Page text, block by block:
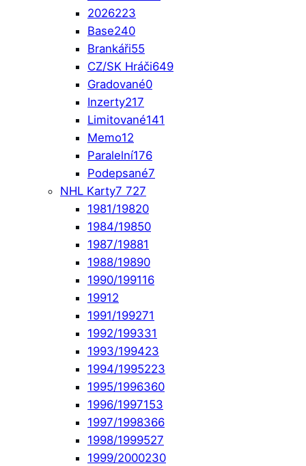
2026223
Base240
Brankáři55
CZ/SK Hráči649
Gradované0
Inzerty217
Limitované141
Memo12
Paralelní176
Podepsané7
NHL Karty7 727
1981/19820
1984/19850
1987/19881
1988/19890
1990/199116
19912
1991/199271
1992/199331
1993/199423
1994/1995223
1995/1996360
1996/1997153
1997/1998366
1998/1999527
1999/2000230